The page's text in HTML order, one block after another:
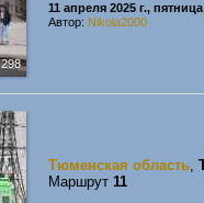
298
11 апреля 2025 г., пятница
Автор: Nikola2000
Тюменская область,
Маршрут 11